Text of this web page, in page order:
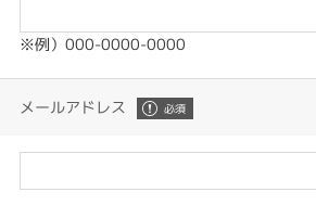
※例）000-0000-0000
メールアドレス